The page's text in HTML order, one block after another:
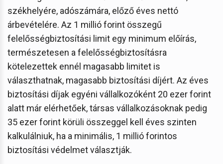
székhelyére, adószámára, előző éves nettó
árbevételére. Az 1 millió forint összegű
felelősségbiztosítási limit egy minimum előírás,
természetesen a felelősségbiztosításra
kötelezettek ennél magasabb limitet is
választhatnak, magasabb biztosítási díjért. Az éves
biztosítási díjak egyéni vállalkozóként 20 ezer forint
alatt már elérhetőek, társas vállalkozásoknak pedig
35 ezer forint körüli összeggel kell éves szinten
kalkulálniuk, ha a minimális, 1 millió forintos
biztosítási védelmet választják.